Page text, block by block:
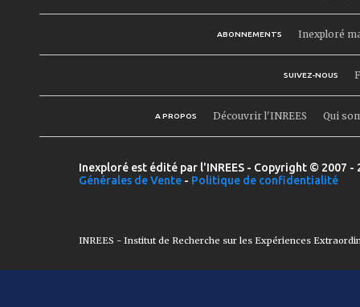
ABONNEMENTS Inexploré
SUIVEZ-NOUS
A PROPOS Découvrir l'INREES Qui
Inexploré est édité par l'INREES - Copyright © 2007
Générales de Vente - Politique de confidentialité
INREES - Institut de Recherche sur les Expériences